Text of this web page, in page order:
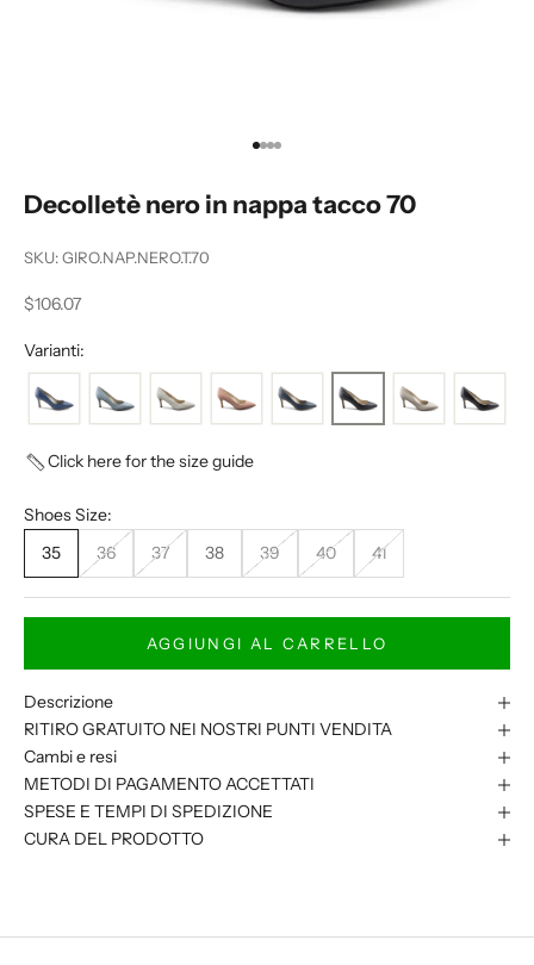
Vai all'articolo 1
Vai all'articolo 2
Vai all'articolo 3
Vai all'articolo 4
Decolletè nero in nappa tacco 70
SKU: GIRO.NAP.NERO.T.70
Prezzo scontato
$106.07
Varianti:
Click here for the size guide
Shoes Size:
35
36 37 38 39 40 41
AGGIUNGI AL CARRELLO
Descrizione
RITIRO GRATUITO NEI NOSTRI PUNTI VENDITA
Cambi e resi
METODI DI PAGAMENTO ACCETTATI
SPESE E TEMPI DI SPEDIZIONE
CURA DEL PRODOTTO